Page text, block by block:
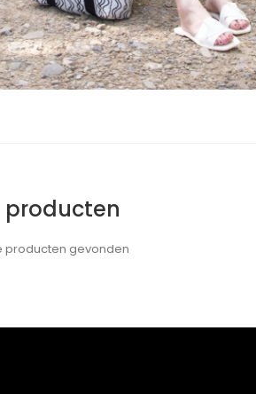
producten
producten gevonden